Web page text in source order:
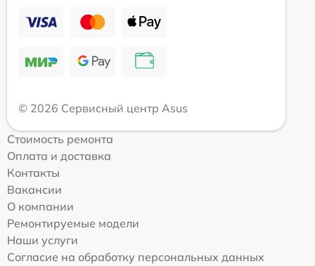
© 2026 Сервисный центр Asus
Стоимость ремонта
Оплата и доставка
Контакты
Вакансии
О компании
Ремонтируемые модели
Наши услуги
Согласие на обработку персональных данных